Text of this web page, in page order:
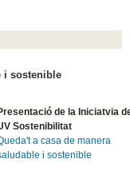
i sostenible
de la Iniciatvia
Sostenibilitat
a casa de manera
i sostenible